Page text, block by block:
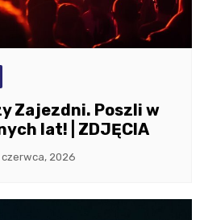
Zajezdni. Poszli w
lat! | ZDJĘCIA
czerwca, 2026